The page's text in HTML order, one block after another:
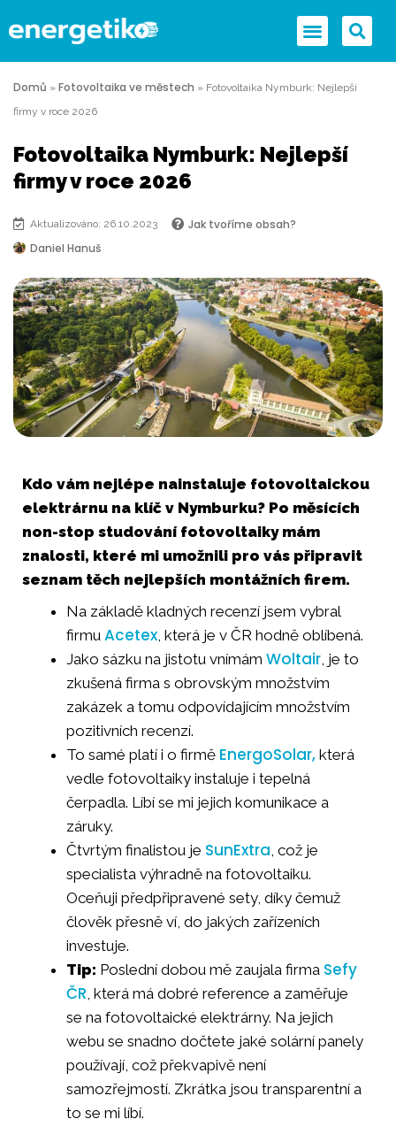
Domů » Fotovoltaika ve městech » Fotovoltaika Nymburk: Nejlepší
firmy v roce 2026
Fotovoltaika Nymburk: Nejlepší
firmy v roce 2026
Aktualizováno: 26.10.2023
Jak tvoříme obsah?
Daniel Hanuš
Kdo vám nejlépe nainstaluje fotovoltaickou
elektrárnu na klíč v Nymburku? Po měsících
non-stop studování fotovoltaiky mám
znalosti, které mi umožnili pro vás připravit
seznam těch nejlepších montážních firem.
Na základě kladných recenzí jsem vybral
firmu Acetex, která je v ČR hodně oblíbená.
Jako sázku na jistotu vnímám Woltair, je to
zkušená firma s obrovským množstvím
zakázek a tomu odpovídajícím množstvím
pozitivních recenzí.
To samé platí i o firmě EnergoSolar, která
vedle fotovoltaiky instaluje i tepelná
čerpadla. Líbí se mi jejich komunikace a
záruky.
Čtvrtým finalistou je SunExtra, což je
specialista výhradně na fotovoltaiku.
Oceňuji předpřipravené sety, díky čemuž
člověk přesně ví, do jakých zařízeních
investuje.
Tip: Poslední dobou mě zaujala firma Sefy
ČR, která má dobré reference a zaměřuje
se na fotovoltaické elektrárny. Na jejich
webu se snadno dočtete jaké solární panely
používají, což překvapivě není
samozřejmostí. Zkrátka jsou transparentní a
to se mi líbí.